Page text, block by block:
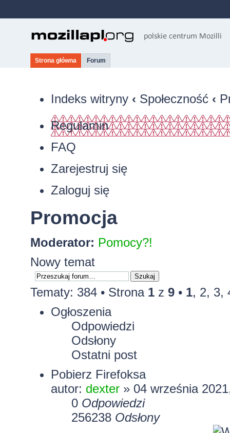
Strona główna Forum
Indeks witryny ‹ Społeczność ‹
Regulamin
FAQ
Zarejestruj się
Zaloguj się
Promocja
Moderator: Pomocy?!
Nowy temat
Tematy: 384 • Strona 1z 9• 1, 2, 3,
Ogłoszenia
Odpowiedzi
Odsłony
Ostatni post
Pobierz Firefoksa
autor: dexter» 04 września
0 Odpowiedzi
256238 Odsłony